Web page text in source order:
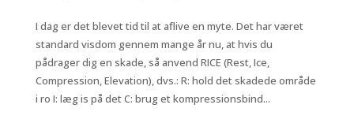
I dag er det blevet tid til at aflive en myte. Det har været
standard visdom gennem mange år nu, at hvis du
pådrager dig en skade, så anvend RICE (Rest, Ice,
Compression, Elevation), dvs.: R: hold det skadede område
i ro I: læg is på det C: brug et kompressionsbind...